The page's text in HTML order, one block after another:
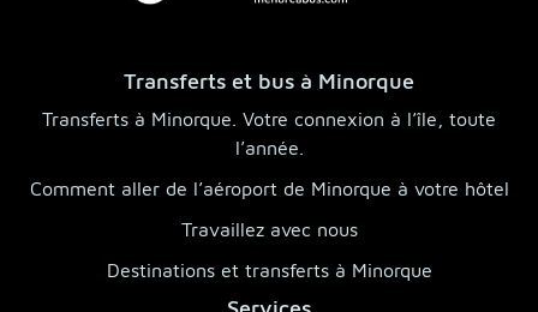
Transferts et bus à Minorque
Transferts à Minorque. Votre connexion à l’île, toute
l’année.
Comment aller de l’aéroport de Minorque à votre hôtel
Travaillez avec nous
Destinations et transferts à Minorque